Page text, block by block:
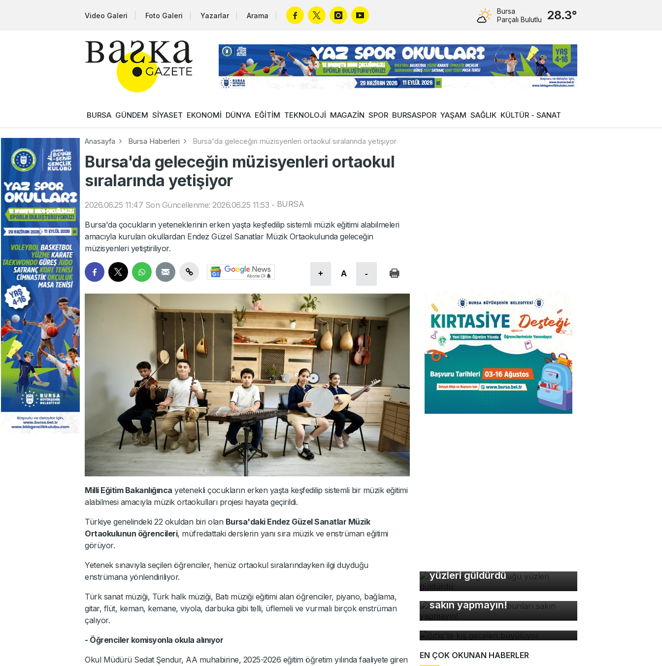
Video Galeri Foto Galeri Yazarlar Arama
Bursa
Parçalı Bulutlu
28.3°
BURSA GÜNDEM SİYASET EKONOMİ DÜNYA EĞİTİM TEKNOLOJİ MAGAZİN SPOR BURSASPOR YAŞAM SAĞLIK KÜLTÜR - SANAT
Anasayfa Bursa Haberleri Bursa'da geleceğin müzisyenleri ortaokul sıralarında yetişiyor
Bursa'da geleceğin müzisyenleri ortaokul
sıralarında yetişiyor
2026.06.25 11:47 Son Güncellenme: 2026.06.25 11:53 - BURSA
Bursa'da çocukların yeteneklerinin erken yaşta keşfedilip sistemli müzik eğitimi alabilmeleri
amacıyla kurulan okullardan Endez Güzel Sanatlar Müzik Ortaokulunda geleceğin
müzisyenleri yetiştiriliyor.
+ A -
Milli Eğitim Bakanlığınca yetenekli çocukların erken yaşta keşfedilip sistemli bir müzik eğitimi
alabilmesi amacıyla müzik ortaokulları projesi hayata geçirildi.
Türkiye genelindeki 22 okuldan biri olan Bursa'daki Endez Güzel Sanatlar Müzik
Ortaokulunun öğrencileri, müfredattaki derslerin yanı sıra müzik ve enstrüman eğitimi
görüyor.
Yetenek sınavıyla seçilen öğrenciler, henüz ortaokul sıralarındayken ilgi duyduğu
enstrümana yönlendiriliyor.
Türk sanat müziği, Türk halk müziği, Batı müziği eğitimi alan öğrenciler, piyano, bağlama,
gitar, flüt, keman, kemane, viyola, darbuka gibi telli, üflemeli ve vurmalı birçok enstrüman
çalıyor.
- Öğrenciler komisyonla okula alınıyor
Okul Müdürü Sedat Şendur, AA muhabirine, 2025-2026 eğitim öğretim yılında faaliyete giren
yüzleri güldürdü
Kene müdahalesinde bunları
sakın yapmayın!
Bitlis'te kış geceleri
büyülüyor
EN ÇOK OKUNAN HABERLER